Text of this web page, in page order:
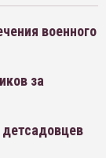
военного
за